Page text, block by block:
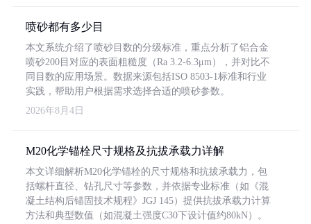
喷砂都有多少目
本文系统介绍了喷砂目数的分级标准，重点分析了铝合金
喷砂200目对应的表面粗糙度（Ra 3.2-6.3μm），并对比不
同目数的应用场景。数据来源包括ISO 8503-1标准和行业
实践，帮助用户根据需求选择合适的喷砂参数。
2026年8月4日
M20化学锚栓尺寸规格及抗拔承载力详解
本文详细解析M20化学锚栓的尺寸规格和抗拔承载力，包
括螺杆直径、钻孔尺寸等参数，并依据专业标准（如《混
凝土结构后锚固技术规程》JGJ 145）提供抗拔承载力计算
方法和典型数值（如混凝土强度C30下设计值约80kN）。